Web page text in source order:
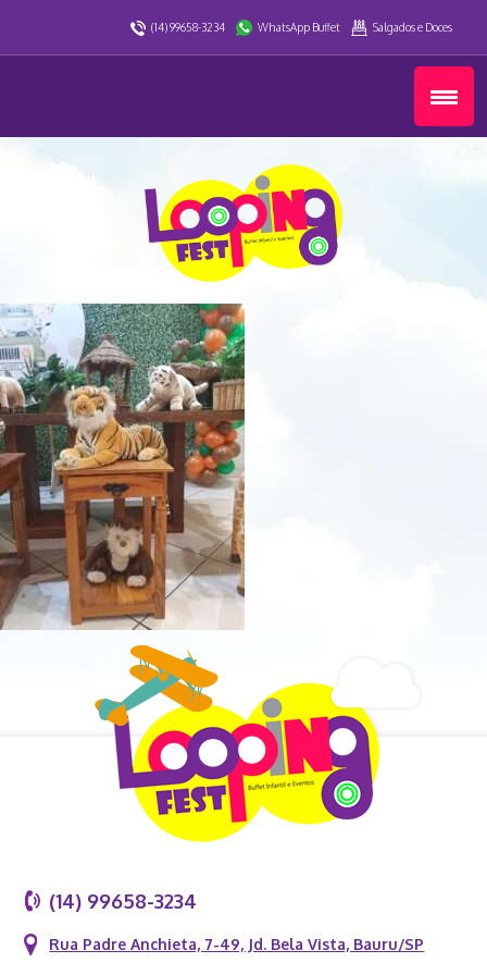
(14) 99658-3234 WhatsApp Buffet Salgados e Doces
(14) 99658-3234
Rua Padre Anchieta, 7-49, Jd. Bela Vista, Bauru/SP